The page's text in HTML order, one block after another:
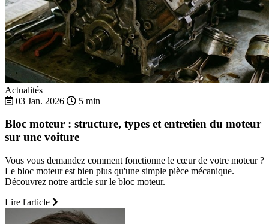
Actualités
03 Jan. 2026
5 min
Bloc moteur : structure, types et entretien du moteur
sur une voiture
Vous vous demandez comment fonctionne le cœur de votre moteur ?
Le bloc moteur est bien plus qu'une simple pièce mécanique.
Découvrez notre article sur le bloc moteur.
Lire l'article